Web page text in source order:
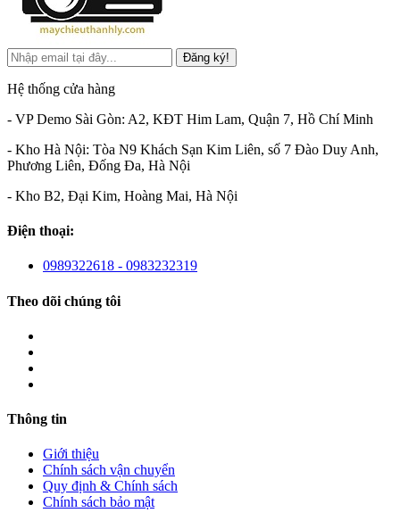
Đăng ký!
Hệ thống cửa hàng
- VP Demo Sài Gòn: A2, KĐT Him Lam, Quận 7, Hồ Chí Minh
- Kho Hà Nội: Tòa N9 Khách Sạn Kim Liên, số 7 Đào Duy Anh,
Phương Liên, Đống Đa, Hà Nội
- Kho B2, Đại Kim, Hoàng Mai, Hà Nội
Điện thoại:
0989322618 - 0983232319
Theo dõi chúng tôi
Thông tin
Giới thiệu
Chính sách vận chuyển
Quy định & Chính sách
Chính sách bảo mật